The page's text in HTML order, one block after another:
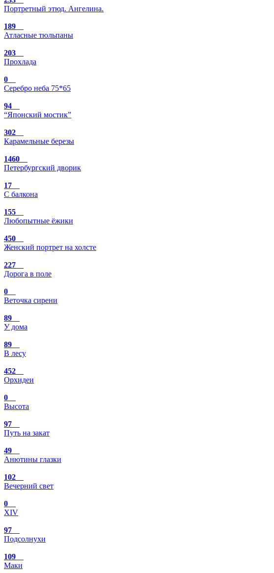
Портретный этюд. Ангелина.
189
Атласные тюльпаны
203
Прохлада
0
Серебро неба 75*65
94
“Японский мостик”
302
Карамельные березы
1460
Петербургский дворик
17
С балкона
155
Любопытные ёжики
450
Женский портрет на холсте
227
Дорога в поле
0
Веточка сирени
89
У дома
89
В лесу
452
Орхидеи
0
Высота
97
Путь на закат
49
Анютины глазки
102
Вечерний свет
0
XIV
97
Подсолнухи
109
Маки